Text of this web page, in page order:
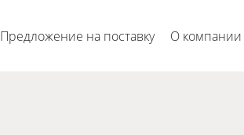
Предложение на поставку О компании